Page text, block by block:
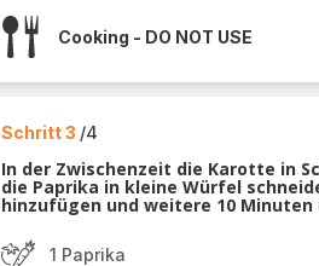
Cooking - DO NOT USE
Schritt 3 /4
In der Zwischenzeit die Karotte in
die Paprika in kleine Würfel
hinzufügen und weitere 10
1 Paprika